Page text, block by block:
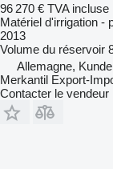
96 270 € TVA incluse
Matériel d'irrigation -
2013
Volume du réservoir
Allemagne, Kunde
Merkantil Export-
Contacter le vendeur